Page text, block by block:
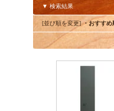
▼ 検索結果
[並び順を変更]・おすすめ